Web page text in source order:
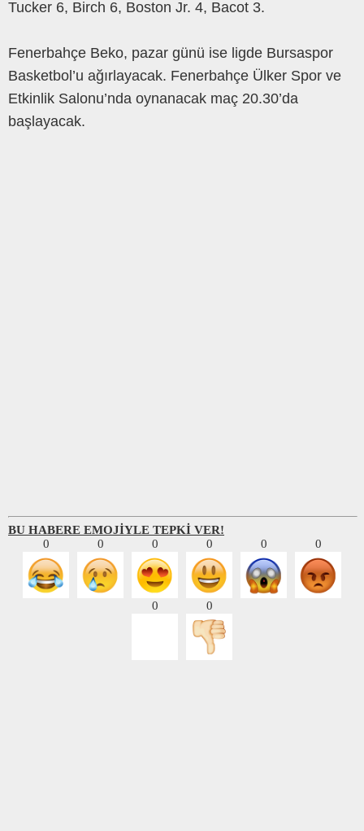
Tucker 6, Birch 6, Boston Jr. 4, Bacot 3.
Fenerbahçe Beko, pazar günü ise ligde Bursaspor
Basketbol’u ağırlayacak. Fenerbahçe Ülker Spor ve
Etkinlik Salonu’nda oynanacak maç 20.30’da
başlayacak.
BU HABERE EMOJİYLE TEPKİ VER!
0
0 0 0 0 0
0 0